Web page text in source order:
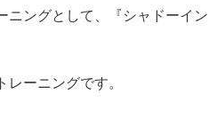
ニングとして、『シャドーイン
ーニングです。